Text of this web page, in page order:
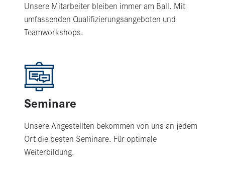
Unsere Mitarbeiter bleiben immer am Ball. Mit
umfassenden Qualifizierungsangeboten und
Teamworkshops.
Seminare
Unsere Angestellten bekommen von uns an jedem
Ort die besten Seminare. Für optimale
Weiterbildung.